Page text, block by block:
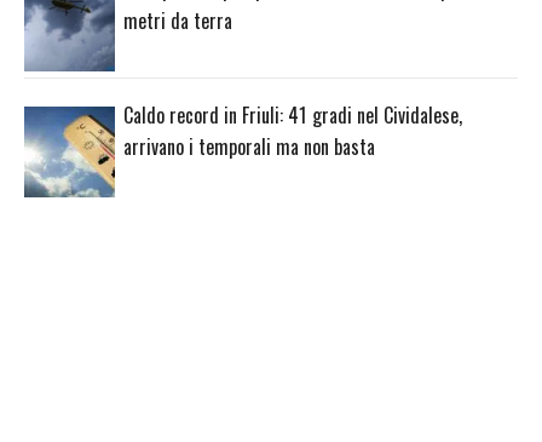
metri da terra
Caldo record in Friuli: 41 gradi nel Cividalese,
arrivano i temporali ma non basta